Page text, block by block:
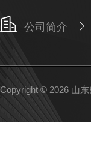
公司简介
Copyright © 2026 山